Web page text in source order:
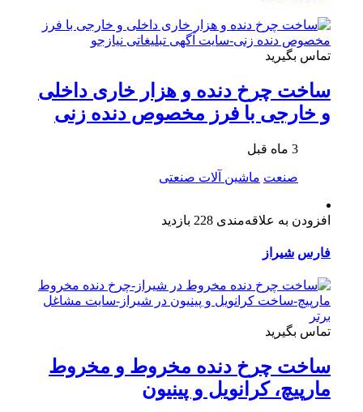
تماس بگیرید
ساخت چرخ دنده و هزار خاری داخلی
و خارجی با فرز مخصوص دنده زنی
3 ماه قبل
صنعت ماشین آلات صنعتی
افزودن به علاقه‌مندی 228 بازدید
فارس شیراز
تماس بگیرید
ساخت چرخ دنده مخروط و مخروط
مارپیچ، کرانویل و پینیون